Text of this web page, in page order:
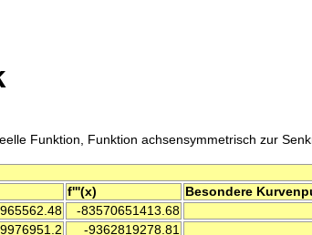
Funktion, Funktion achsensymmetrisch zur
f'''(x)
Besondere
-83570651413.68
-9362819278.81